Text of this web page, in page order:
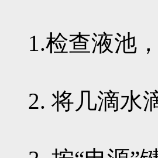
1.检查液池
2. 将几滴水